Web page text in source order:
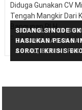
WAKIL BUPATI
PERSESBA U-17
CUP 2026
SAT POL PP DI
BARANG
ASPAL, BEGINI
SIDANG SINODE
HASILKAN PESAN
SOROTI KRISIS
Diduga Gunakan CV
Tengah Mangkir Dari
Bangunan RLH
Januari 18, 2026 0